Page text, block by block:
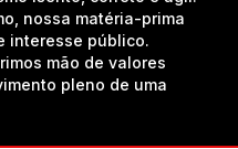
nossa matéria-prima
interesse público.
mão de valores
pleno de uma